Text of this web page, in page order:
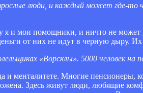
люди, и каждый может где-
я и мои помощники, и ничто не может
от них не идут в черную дыру. Их
«Ворсклы». 5000 человек
и менталитете. Многие пенсионеры,
Здесь живут люди, любящие